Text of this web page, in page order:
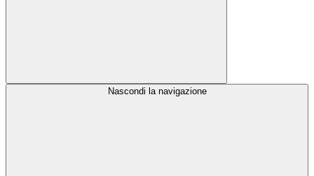
Nascondi la navigazione